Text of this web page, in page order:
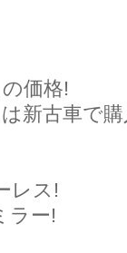
価格!
新古車で購
レス!
ラー!